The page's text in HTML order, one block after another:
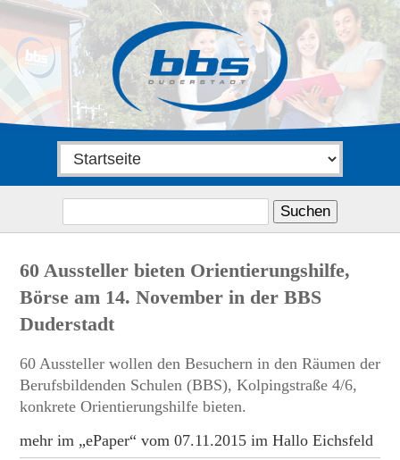
Suchen
60 Aussteller bieten Orientierungshilfe,
Börse am 14. November in der BBS
Duderstadt
60 Aussteller wollen den Besuchern in den Räumen der
Berufsbildenden Schulen (BBS), Kolpingstraße 4/6,
konkrete Orientierungshilfe bieten.
mehr im „ePaper“ vom 07.11.2015 im Hallo Eichsfeld